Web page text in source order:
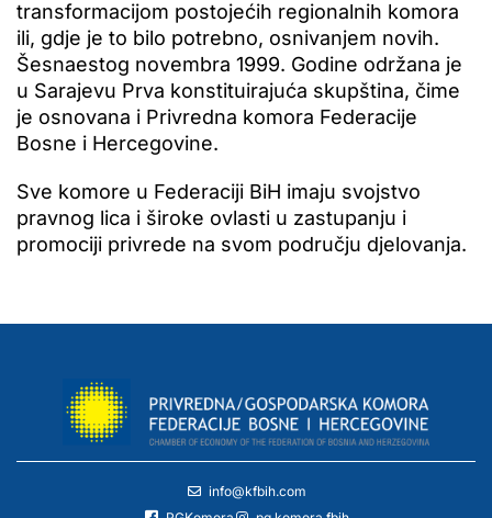
transformacijom postojećih regionalnih komora
ili, gdje je to bilo potrebno, osnivanjem novih.
Šesnaestog novembra 1999. Godine održana je
u Sarajevu Prva konstituirajuća skupština, čime
je osnovana i Privredna komora Federacije
Bosne i Hercegovine.
Sve komore u Federaciji BiH imaju svojstvo
pravnog lica i široke ovlasti u zastupanju i
promociji privrede na svom području djelovanja.
info@kfbih.com